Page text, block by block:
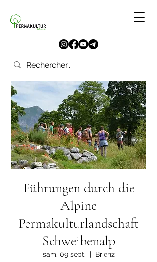
Führungen durch die
Alpine
Permakulturlandschaft
Schweibenalp
sam. 09 sept.
  |
Brienz